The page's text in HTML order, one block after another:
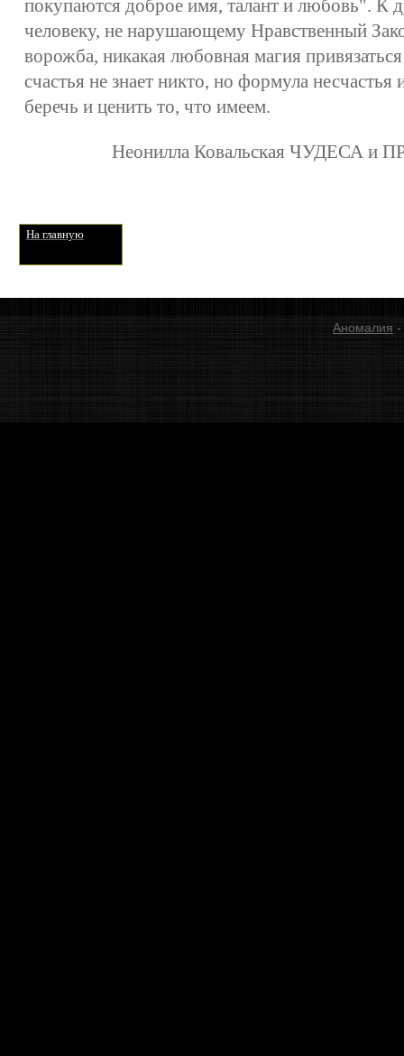
покупаются доброе имя, талант и любовь". К
человеку, не нарушающему Нравственный
ворожба, никакая любовная магия
счастья не знает никто, но формула несчастья
беречь и ценить то, что имеем.
Неонилла Ковальская ЧУДЕСА
На главную
Аномалия -